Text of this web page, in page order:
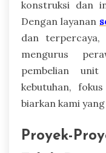
konstruksi dan
Dengan layanan
dan
mengurus
pembelian
kebutuhan,
biarkan kami
Proyek-